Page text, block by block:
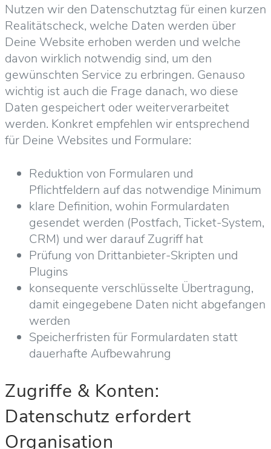
Nutzen wir den Datenschutztag für einen kurzen
Realitätscheck, welche Daten werden über
Deine Website erhoben werden und welche
davon wirklich notwendig sind, um den
gewünschten Service zu erbringen. Genauso
wichtig ist auch die Frage danach, wo diese
Daten gespeichert oder weiterverarbeitet
werden. Konkret empfehlen wir entsprechend
für Deine Websites und Formulare:
Reduktion von Formularen und
Pflichtfeldern auf das notwendige Minimum
klare Definition, wohin Formulardaten
gesendet werden (Postfach, Ticket-System,
CRM) und wer darauf Zugriff hat
Prüfung von Drittanbieter-Skripten und
Plugins
konsequente verschlüsselte Übertragung,
damit eingegebene Daten nicht abgefangen
werden
Speicherfristen für Formulardaten statt
dauerhafte Aufbewahrung
Zugriffe & Konten:
Datenschutz erfordert
Organisation